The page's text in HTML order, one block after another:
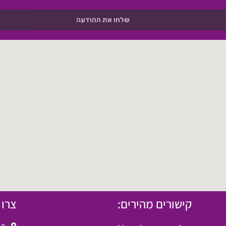
שלחו את ההודעה
קישורים מהירים: